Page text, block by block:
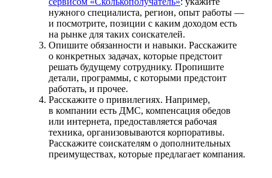
нужного специалиста, регион, опыт работы —
и посмотрите, позиции с каким доходом есть
на рынке для таких соискателей.
Опишите обязанности и навыки. Расскажите
о конкретных задачах, которые предстоит
решать будущему сотруднику. Пропишите
детали, программы, с которыми предстоит
работать, и прочее.
Расскажите о привилегиях. Например,
в компании есть ДМС, компенсация обедов
или интернета, предоставляется рабочая
техника, организовываются корпоративы.
Расскажите соискателям о дополнительных
преимуществах, которые предлагает компания.